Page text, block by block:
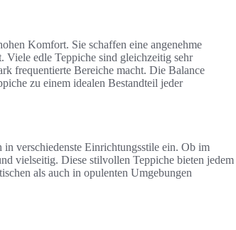
Komfort. Sie schaffen eine angenehme
Viele edle Teppiche sind gleichzeitig sehr
frequentierte Bereiche macht. Die Balance
zu einem idealen Bestandteil jeder
verschiedenste Einrichtungsstile ein. Ob im
vielseitig. Diese stilvollen Teppiche bieten jedem
als auch in opulenten Umgebungen